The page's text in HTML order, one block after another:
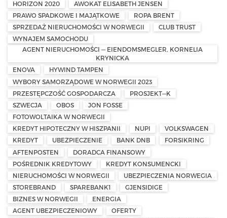
HORIZON 2020
AWOKAT ELISABETH JENSEN
PRAWO SPADKOWE I MAJĄTKOWE
ROPA BRENT
SPRZEDAŻ NIERUCHOMOŚCI W NORWEGII
CLUB TRUST
WYNAJEM SAMOCHODU
AGENT NIERUCHOMOŚCI — EIENDOMSMEGLER, KORNELIA
KRYNICKA
ENOVA
HYWIND TAMPEN
WYBORY SAMORZĄDOWE W NORWEGII 2023
PRZESTĘPCZOŚĆ GOSPODARCZA
PROSJEKT—K
SZWECJA
OBOS
JON FOSSE
FOTOWOLTAIKA W NORWEGII
KREDYT HIPOTECZNY W HISZPANII
NUPI
VOLKSWAGEN
KREDYT
UBEZPIECZENIE BANK DNB
FORSIKRING
AFTENPOSTEN
DORADCA FINANSOWY
POŚREDNIK KREDYTOWY
KREDYT KONSUMENCKI
NIERUCHOMOŚCI W NORWEGII
UBEZPIECZENIA NORWEGIA
STOREBRAND
SPAREBANK1
GJENSIDIGE
BIZNES W NORWEGII
ENERGIA
AGENT UBEZPIECZENIOWY
OFERTY